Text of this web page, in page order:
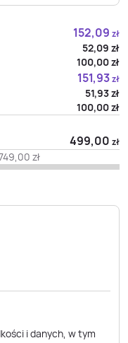
152,09 zł
52,09 zł
100,00zł
151,93zł
51,93zł
100,00zł
499,00 zł
zł
i danych, w tym